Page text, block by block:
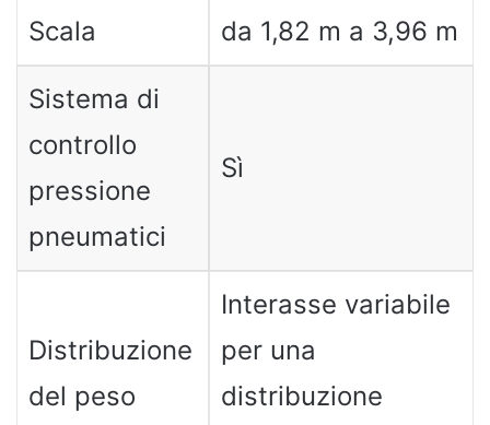
Scala da 1,82 m a 3,96 m
Sistema di
controllo
pressione
pneumatici
Sì
Distribuzione
del peso
Interasse variabile
per una
distribuzione